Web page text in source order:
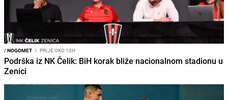
/NOGOMET I PRIJE OKO 10H
Podrška iz NK Čelik: BiH korak bliže nacionalnom stadionu u
Zenici